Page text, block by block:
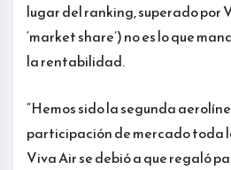
lugar del ranking, superado por
‘market share’) no es lo que
la rentabilidad.
“Hemos sido la segunda
participación de mercado toda
Viva Air se debió a que regaló